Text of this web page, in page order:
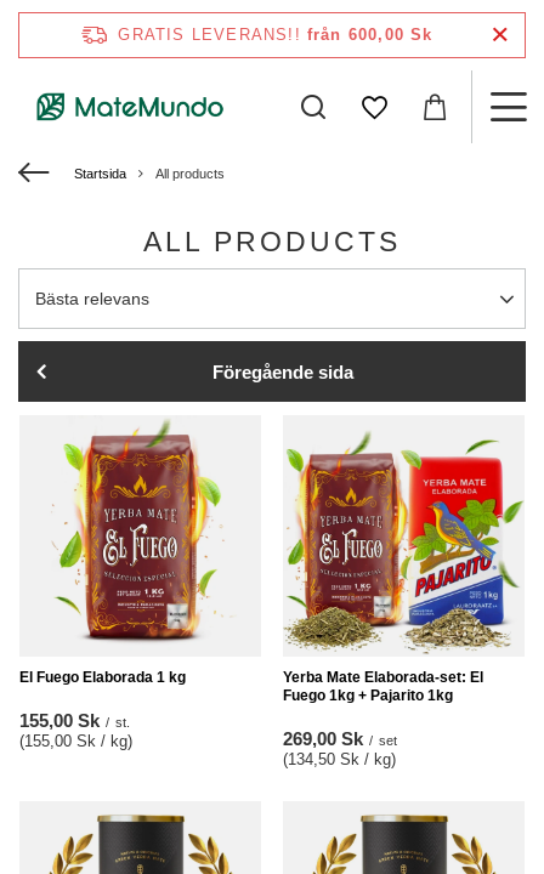
GRATIS LEVERANS!! från 600,00 Sk
Startsida All products
ALL PRODUCTS
Ändra sortering
Bästa relevans
Föregående sida
El Fuego Elaborada 1 kg
155,00 Sk / st.
(155,00 Sk / kg)
Yerba Mate Elaborada-set: El
Fuego 1kg + Pajarito 1kg
269,00 Sk / set
(134,50 Sk / kg)